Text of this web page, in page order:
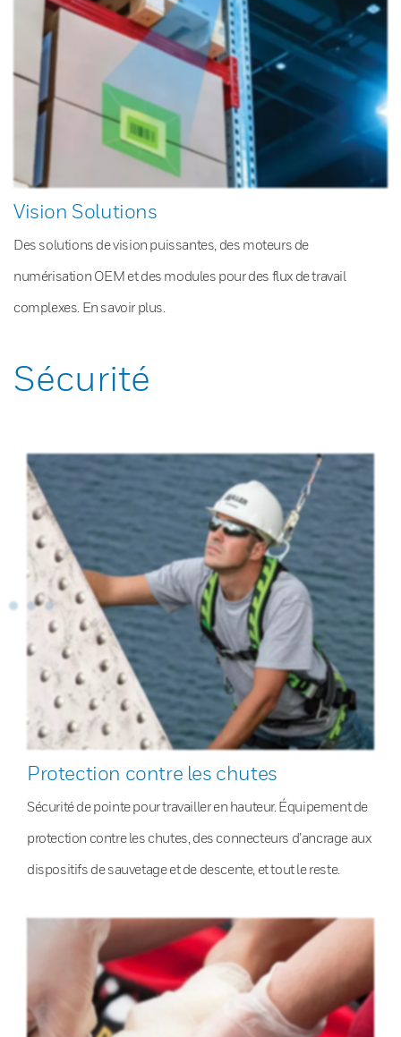
Vision Solutions
Des solutions de vision puissantes, des moteurs de
numérisation OEM et des modules pour des flux de travail
complexes. En savoir plus.
Sécurité
Protection contre les chutes
Sécurité de pointe pour travailler en hauteur. Équipement de
protection contre les chutes, des connecteurs d’ancrage aux
dispositifs de sauvetage et de descente, et tout le reste.